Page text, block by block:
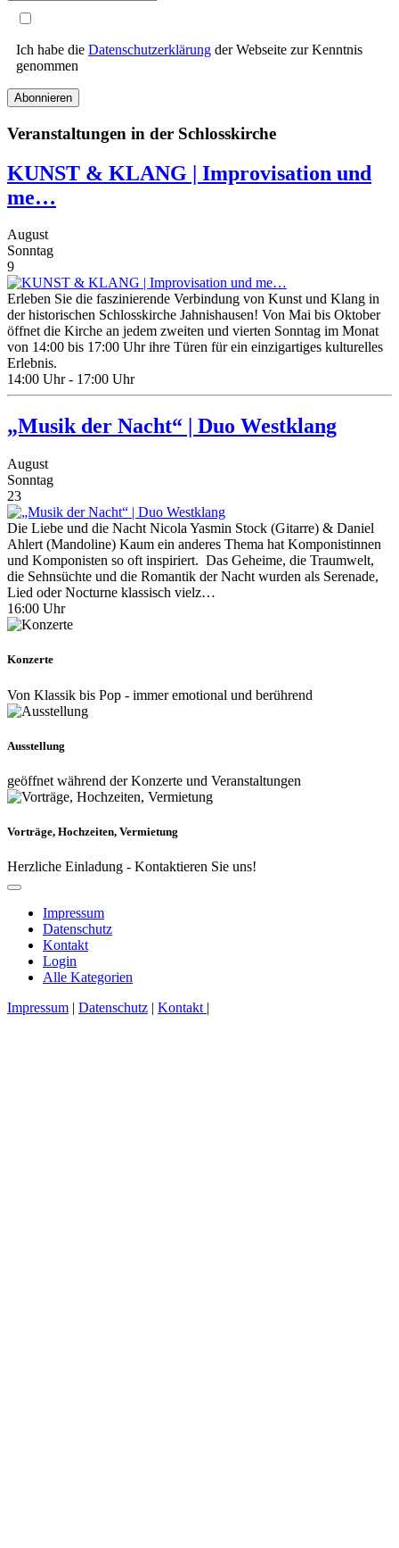
Ich habe die Datenschutzerklärung der Webseite zur Kenntnis
genommen
Abonnieren
Veranstaltungen in der Schlosskirche
KUNST & KLANG | Improvisation und
me…
August
Sonntag
9
Erleben Sie die faszinierende Verbindung von Kunst und Klang in
der historischen Schlosskirche Jahnishausen! Von Mai bis Oktober
öffnet die Kirche an jedem zweiten und vierten Sonntag im Monat
von 14:00 bis 17:00 Uhr ihre Türen für ein einzigartiges kulturelles
Erlebnis.​
14:00 Uhr - 17:00 Uhr
„Musik der Nacht“ | Duo Westklang
August
Sonntag
23
Die Liebe und die Nacht Nicola Yasmin Stock (Gitarre) & Daniel
Ahlert (Mandoline) Kaum ein anderes Thema hat Komponistinnen
und Komponisten so oft inspiriert. Das Geheime, die Traumwelt,
die Sehnsüchte und die Romantik der Nacht wurden als Serenade,
Lied oder Nocturne klassisch vielz…
16:00 Uhr
Konzerte
Von Klassik bis Pop - immer emotional und berührend
Ausstellung
geöffnet während der Konzerte und Veranstaltungen
Vorträge, Hochzeiten, Vermietung
Herzliche Einladung - Kontaktieren Sie uns!
Impressum
Datenschutz
Kontakt
Login
Alle Kategorien
Impressum | Datenschutz | Kontakt |